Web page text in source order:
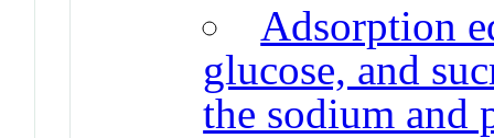
Adsorption
glucose, and
the sodium and